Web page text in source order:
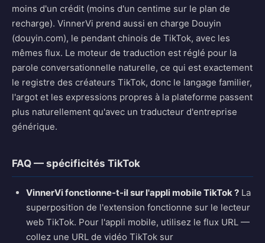
moins d'un crédit (moins d'un centime sur le plan de
recharge). VinnerVi prend aussi en charge Douyin
(douyin.com), le pendant chinois de TikTok, avec les
mêmes flux. Le moteur de traduction est réglé pour la
parole conversationnelle naturelle, ce qui est exactement
le registre des créateurs TikTok, donc le langage familier,
l'argot et les expressions propres à la plateforme passent
plus naturellement qu'avec un traducteur d'entreprise
générique.
FAQ — spécificités TikTok
VinnerVi fonctionne-t-il sur l'appli mobile TikTok ? La
superposition de l'extension fonctionne sur le lecteur
web TikTok. Pour l'appli mobile, utilisez le flux URL —
collez une URL de vidéo TikTok sur